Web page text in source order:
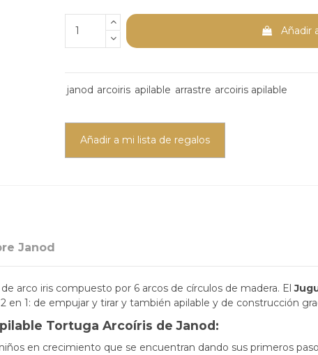
Añadir
janod arcoiris apilable arrastre arcoiris apilable
Añadir a mi lista de regalos
Janod
arco iris compuesto por 6 arcos de círculos de madera. El
en 1: de empujar y tirar y también apilable y de construcción
Tortuga Arcoíris de Janod:
en crecimiento que se encuentran dando sus primeros